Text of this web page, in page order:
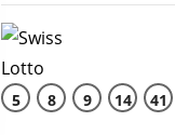
5 8 9 14 41